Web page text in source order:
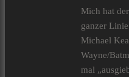
Mich hat
ganzer
Michael
Wayne/
mal